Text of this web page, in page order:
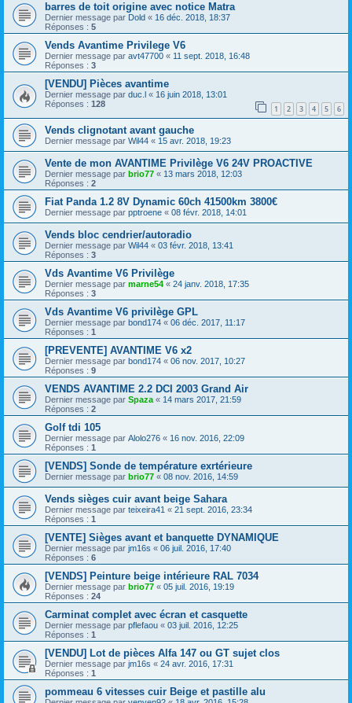
barres de toit origine avec notice Matra
Dernier message par Dold « 16 déc. 2018, 18:37
Réponses : 5
Vends Avantime Privilege V6
Dernier message par avt47700 « 11 sept. 2018, 16:48
Réponses : 3
[VENDU] Pièces avantime
Dernier message par duc.l « 16 juin 2018, 13:01
Réponses : 128 1 2 3 4 5 6
Vends clignotant avant gauche
Dernier message par Wil44 « 15 avr. 2018, 19:23
Vente de mon AVANTIME Privilège V6 24V PROACTIVE
Dernier message par brio77 « 13 mars 2018, 12:03
Réponses : 2
Fiat Panda 1.2 8V Dynamic 60ch 41500km 3800€
Dernier message par pptroene « 08 févr. 2018, 14:01
Vends bloc cendrier/autoradio
Dernier message par Wil44 « 03 févr. 2018, 13:41
Réponses : 3
Vds Avantime V6 Privilège
Dernier message par marne54 « 24 janv. 2018, 17:35
Réponses : 3
Vds Avantime V6 privilège GPL
Dernier message par bond174 « 06 déc. 2017, 11:17
Réponses : 1
[PREVENTE] AVANTIME V6 x2
Dernier message par bond174 « 06 nov. 2017, 10:27
Réponses : 9
VENDS AVANTIME 2.2 DCI 2003 Grand Air
Dernier message par Spaza « 14 mars 2017, 21:59
Réponses : 2
Golf tdi 105
Dernier message par Alolo276 « 16 nov. 2016, 22:09
Réponses : 1
[VENDS] Sonde de température exrtérieure
Dernier message par brio77 « 08 nov. 2016, 14:59
Vends sièges cuir avant beige Sahara
Dernier message par teixeira41 « 21 sept. 2016, 23:34
Réponses : 1
[VENTE] Sièges avant et banquette DYNAMIQUE
Dernier message par jm16s « 06 juil. 2016, 17:40
Réponses : 6
[VENDS] Peinture beige intérieure RAL 7034
Dernier message par brio77 « 05 juil. 2016, 19:19
Réponses : 24
Carminat complet avec écran et casquette
Dernier message par pflefaou « 03 juil. 2016, 12:25
Réponses : 1
[VENDU] Lot de pièces Alfa 147 ou GT sujet clos
Dernier message par jm16s « 24 avr. 2016, 17:31
Réponses : 1
pommeau 6 vitesses cuir Beige et pastille alu